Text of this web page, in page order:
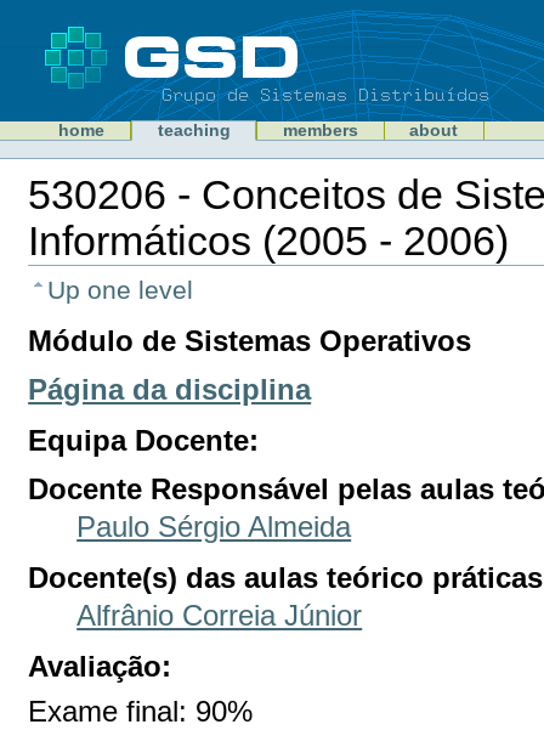
GSD home teaching members about
Personal
tools
530206 - Conceitos de
Informáticos (2005 - 2006)
Document
Actions
Up one level
Módulo de Sistemas Operativos
Página da disciplina
Equipa Docente:
Docente Responsável pelas aulas
Paulo Sérgio Almeida
Docente(s) das aulas teórico práticas
Alfrânio Correia Júnior
Avaliação:
Exame final: 90%